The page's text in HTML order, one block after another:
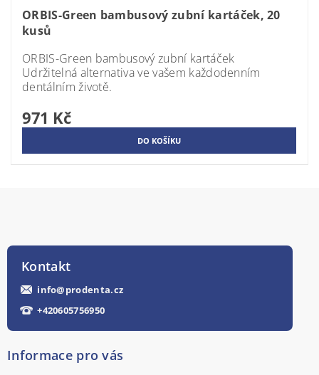
ORBIS-Green bambusový zubní kartáček, 20
kusů
ORBIS-Green bambusový zubní kartáček
Udržitelná alternativa ve vašem každodenním
dentálním životě.
971 Kč
Kontakt
info@prodenta.cz
+420605756950
Informace pro vás